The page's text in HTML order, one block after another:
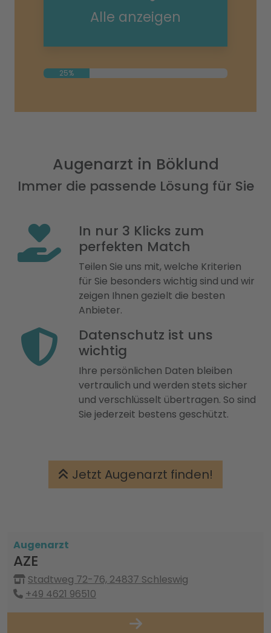
Alle anzeigen
25%
Augenarzt in Böklund
Immer die passende Lösung für Sie
In nur 3 Klicks zum
perfekten Match
Teilen Sie uns mit, welche Kriterien
für Sie besonders wichtig sind und wir
zeigen Ihnen gezielt die besten
Anbieter.
Datenschutz ist uns
wichtig
Ihre persönlichen Daten bleiben
vertraulich und werden stets sicher
und verschlüsselt übertragen. So sind
Sie jederzeit bestens geschützt.
Jetzt Augenarzt finden!
Augenarzt
AZE
Stadtweg 72-76, 24837 Schleswig
+49 4621 96510